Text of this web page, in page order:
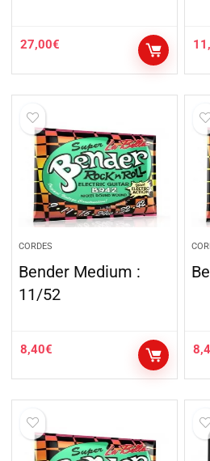
27,00€
CORDES
Bender Medium :
11/52
8,40€